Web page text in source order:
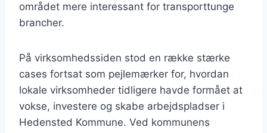
området mere interessant for transporttunge
brancher.
På virksomhedssiden stod en række stærke
cases fortsat som pejlemærker for, hvordan
lokale virksomheder tidligere havde formået at
vokse, investere og skabe arbejdspladser i
Hedensted Kommune. Ved kommunens